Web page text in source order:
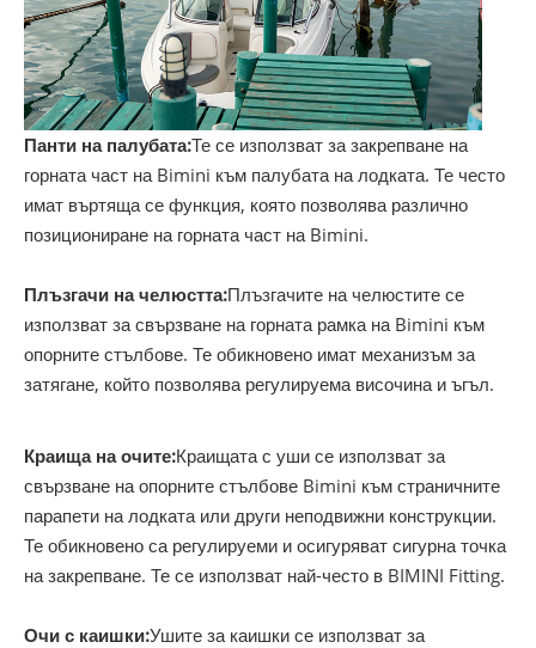
Панти на палубата:Те се използват за закрепване на
горната част на Bimini към палубата на лодката. Те често
имат въртяща се функция, която позволява различно
позициониране на горната част на Bimini.
Плъзгачи на челюстта:Плъзгачите на челюстите се
използват за свързване на горната рамка на Bimini към
опорните стълбове. Те обикновено имат механизъм за
затягане, който позволява регулируема височина и ъгъл.
Краища на очите:Краищата с уши се използват за
свързване на опорните стълбове Bimini към страничните
парапети на лодката или други неподвижни конструкции.
Те обикновено са регулируеми и осигуряват сигурна точка
на закрепване. Те се използват най-често в BIMINI Fitting.
Очи с каишки:Ушите за каишки се използват за